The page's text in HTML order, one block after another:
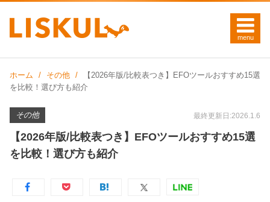
ホーム その他
【2026年版/比較表つき】EFOツールおすすめ15選
を比較！選び方も紹介
その他 最終更新日:2026.1.6
【2026年版/比較表つき】EFOツールおすすめ15選
を比較！選び方も紹介